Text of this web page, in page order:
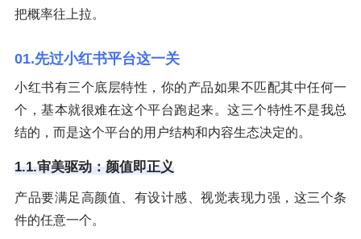
把概率往上拉。
01.先过小红书平台这一关
小红书有三个底层特性，你的产品如果不匹配其中任何一
个，基本就很难在这个平台跑起来。这三个特性不是我总
结的，而是这个平台的用户结构和内容生态决定的。
1.1.审美驱动：颜值即正义
产品要满足高颜值、有设计感、视觉表现力强，这三个条
件的任意一个。